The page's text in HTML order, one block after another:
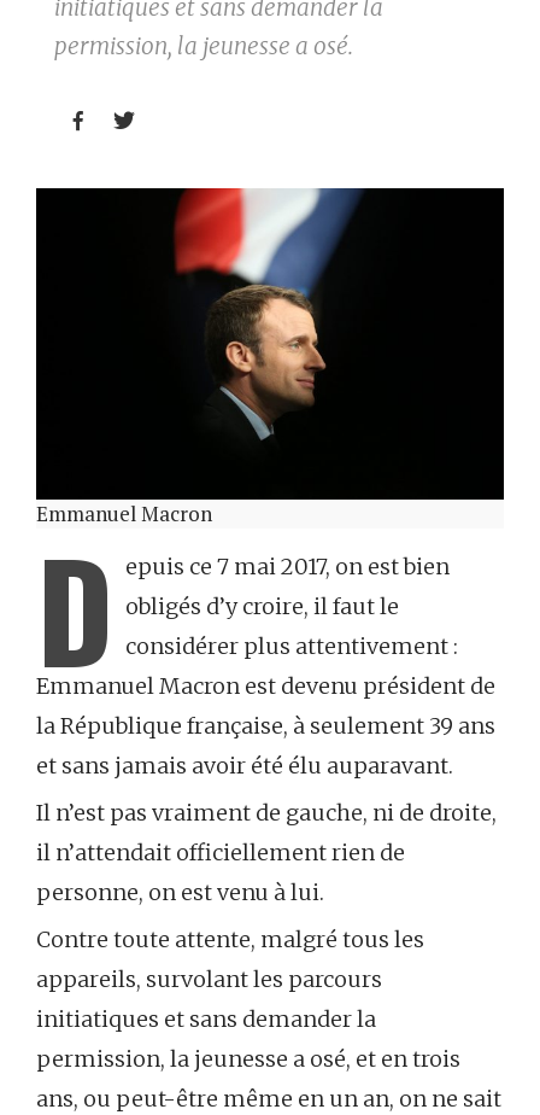
initiatiques et sans demander la
permission, la jeunesse a osé.
 
Emmanuel Macron
D
epuis ce 7 mai 2017, on est bien
obligés d’y croire, il faut le
considérer plus attentivement :
Emmanuel Macron est devenu président de
la République française, à seulement 39 ans
et sans jamais avoir été élu auparavant.
Il n’est pas vraiment de gauche, ni de droite,
il n’attendait officiellement rien de
personne, on est venu à lui.
Contre toute attente, malgré tous les
appareils, survolant les parcours
initiatiques et sans demander la
permission, la jeunesse a osé, et en trois
ans, ou peut-être même en un an, on ne sait